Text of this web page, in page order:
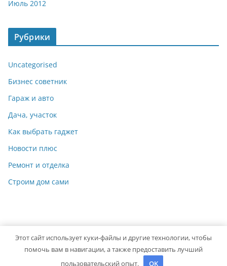
Июль 2012
Рубрики
Uncategorised
Бизнес советник
Гараж и авто
Дача, участок
Как выбрать гаджет
Новости плюс
Ремонт и отделка
Строим дом сами
Copyright © 2026 Мастер на Все Руки. Powered byColorMag
Этот сайт использует куки-файлы и другие технологии, чтобы
помочь вам в навигации, а также предоставить лучший
пользовательский опыт.
OK